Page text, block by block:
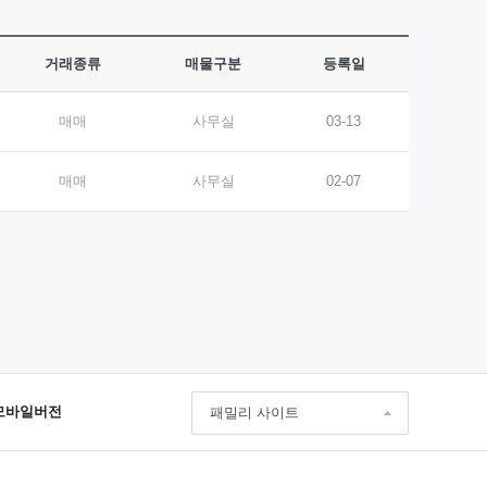
거래종류 매물구분 등록일
매매 사무실 03-13
매매 사무실 02-07
바일버전 패밀리 사이트